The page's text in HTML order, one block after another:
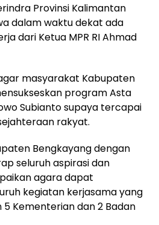
Provinsi Kalimantan
dalam waktu dekat ada
dari Ketua MPR RI Ahmad
masyarakat Kabupaten
program Asta
Subianto supaya tercapai
rakyat.
Bengkayang dengan
seluruh aspirasi dan
agara dapat
kegiatan kerjasama yang
Kementerian dan 2 Badan